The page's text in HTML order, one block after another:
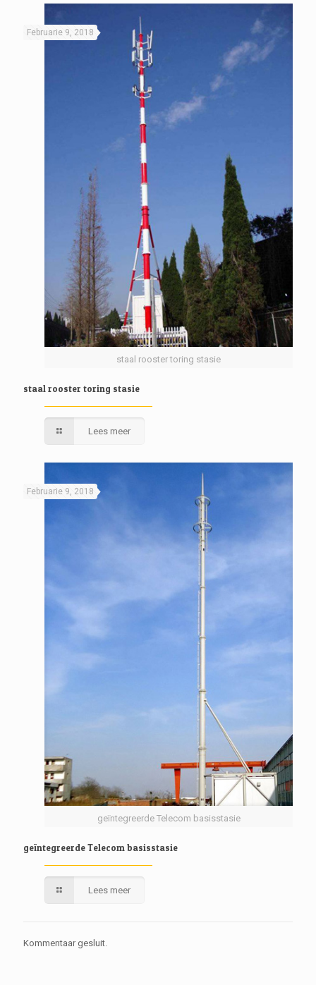
staal rooster toring stasie
Februarie 9, 2018
staal rooster toring stasie
Lees meer
geïntegreerde Telecom basisstasie
Februarie 9, 2018
geïntegreerde Telecom basisstasie
Lees meer
Kommentaar gesluit.